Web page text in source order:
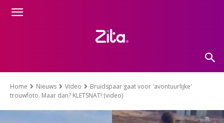
Home Nieuws Video
Bruidspaar gaat voor 'avontuurlijke'
trouwfoto. Maar dan? KLETSNAT! (video)